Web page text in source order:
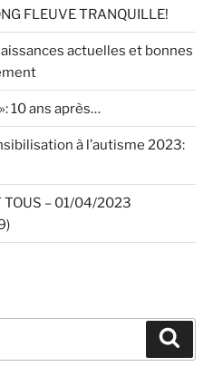
FLEUVE TRANQUILLE!
actuelles et bonnes
10 ans après…
à l’autisme 2023:
TOUS – 01/04/2023